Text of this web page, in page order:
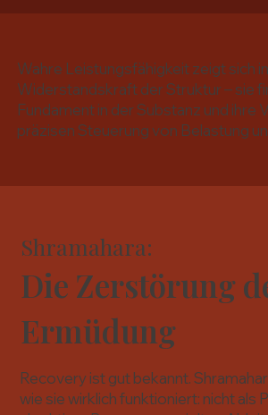
Wahre Leistungsfähigkeit zeigt sich
Widerstandskraft der Struktur – sie
Fundament in der Substanz und ihre
präzisen Steuerung von Belastung
Shramahara:
Die Zerstörung
Ermüdung
Recovery ist gut bekannt.
wie sie wirklich funktioniert: nicht als